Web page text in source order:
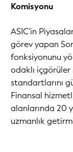
Komisyonu
ASIC'in
görev yapan
fonksiyonunu
odaklı
standartlarını
Finansal
alanlarında 20
uzmanlık